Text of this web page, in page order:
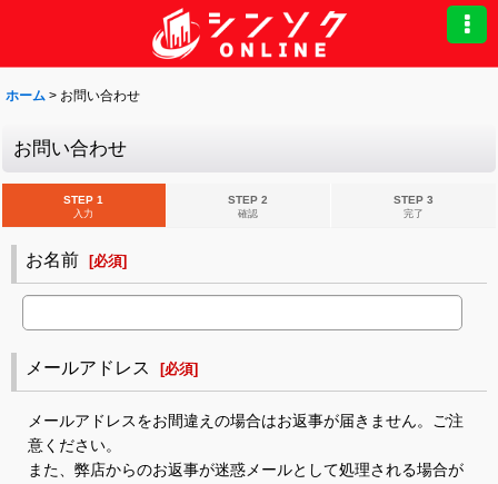
ホーム > お問い合わせ
お問い合わせ
STEP 1
入力
STEP 2
確認
STEP 3
完了
お名前 [必須]
メールアドレス [必須]
メールアドレスをお間違えの場合はお返事が届きません。ご注
意ください。
また、弊店からのお返事が迷惑メールとして処理される場合が